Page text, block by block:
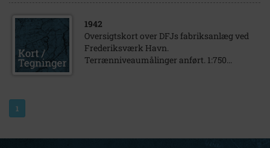
1942
Oversigtskort over DFJs fabriksanlæg ved
Frederiksværk Havn.
Terrænniveaumålinger anført. 1:750...
1